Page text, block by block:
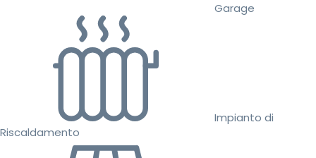
Garage
Impianto di
Riscaldamento